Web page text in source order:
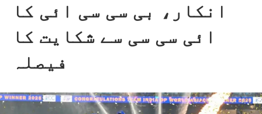
انکار، بی سی سی ائی کا
ائی سی سی سے شکایت کا
فیصلہ